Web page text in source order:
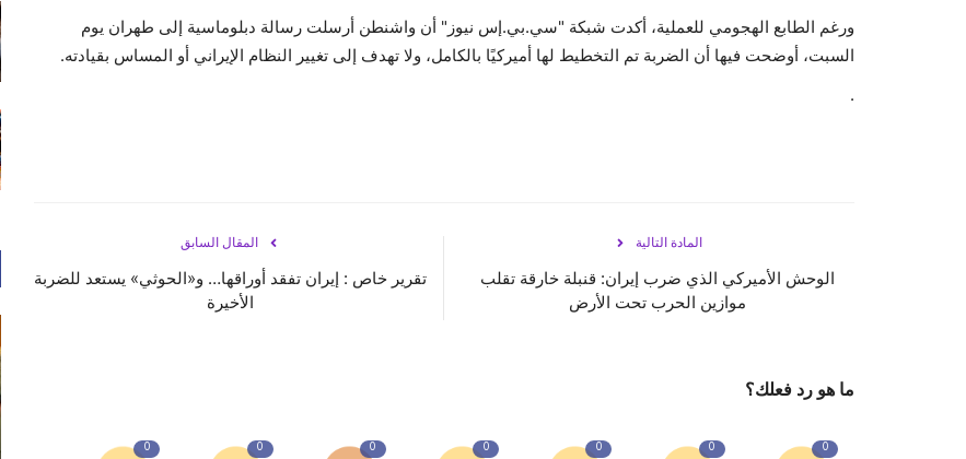
ورغم الطابع الهجومي للعملية، أكدت شبكة "سي.بي.إس نيوز" أن واشنطن أرسلت رسالة دبلوماسية إلى طهران يوم
السبت، أوضحت فيها أن الضربة تم التخطيط لها أميركيًا بالكامل، ولا تهدف إلى تغيير النظام الإيراني أو المساس بقيادته.
.
المقال السابق
تقرير خاص : إيران تفقد أوراقها… و«الحوثي» يستعد للضربة
الأخيرة
المادة التالية
الوحش الأميركي الذي ضرب إيران: قنبلة خارقة تقلب
موازين الحرب تحت الأرض
ما هو رد فعلك؟
0
0
0
0
0
0
0